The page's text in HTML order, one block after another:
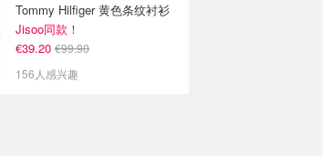
Tommy Hilfiger 黄色条纹衬衫
Jisoo同款！
€39.20 €99.90
156人感兴趣